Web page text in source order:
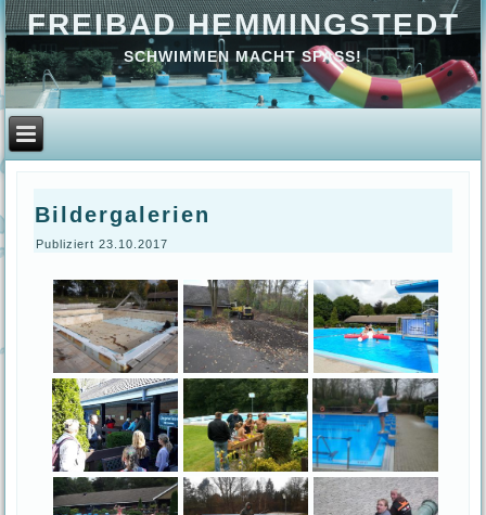
FREIBAD HEMMINGSTEDT
SCHWIMMEN MACHT SPASS!
Bildergalerien
Publiziert 23.10.2017